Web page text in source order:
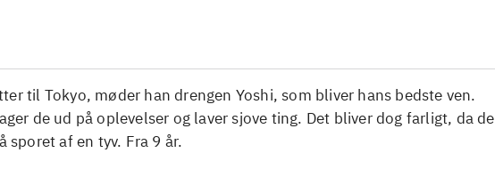
til Tokyo, møder han drengen Yoshi, som bliver hans bedste ven.
de ud på oplevelser og laver sjove ting. Det bliver dog farligt, da de
sporet af en tyv. Fra 9 år.